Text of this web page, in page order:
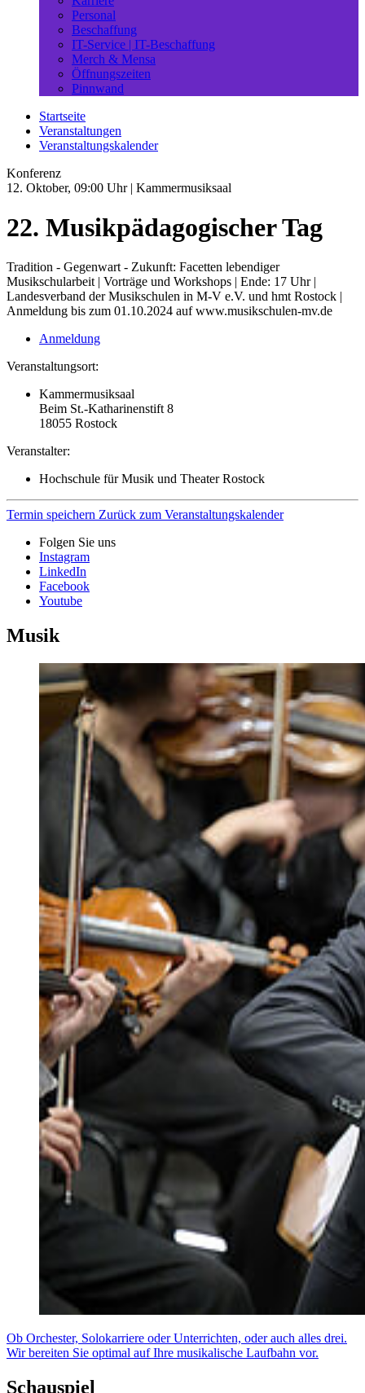
Personal
Beschaffung
IT-Service | IT-Beschaffung
Merch & Mensa
Öffnungszeiten
Pinnwand
Startseite
Veranstaltungen
Veranstaltungskalender
Konferenz
12. Oktober, 09:00 Uhr | Kammermusiksaal
22. Musikpädagogischer Tag
Tradition - Gegenwart - Zukunft: Facetten lebendiger
Musikschularbeit | Vorträge und Workshops | Ende: 17 Uhr |
Landesverband der Musikschulen in M-V e.V. und hmt Rostock |
Anmeldung bis zum 01.10.2024 auf www.musikschulen-mv.de
Anmeldung
Veranstaltungsort:
Kammermusiksaal
Beim St.-Katharinenstift 8
18055 Rostock
Veranstalter:
Hochschule für Musik und Theater Rostock
Termin speichern Zurück zum Veranstaltungskalender
Folgen Sie uns
Instagram
LinkedIn
Facebook
Youtube
Musik
Ob Orchester, Solokarriere oder Unterrichten, oder auch alles drei.
Wir bereiten Sie optimal auf Ihre musikalische Laufbahn vor.
Schauspiel